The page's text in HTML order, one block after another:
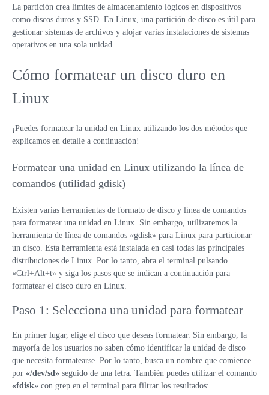
La partición crea límites de almacenamiento lógicos en dispositivos
como discos duros y SSD. En Linux, una partición de disco es útil para
gestionar sistemas de archivos y alojar varias instalaciones de sistemas
operativos en una sola unidad.
Cómo formatear un disco duro en
Linux
¡Puedes formatear la unidad en Linux utilizando los dos métodos que
explicamos en detalle a continuación!
Formatear una unidad en Linux utilizando la línea de
comandos (utilidad gdisk)
Existen varias herramientas de formato de disco y línea de comandos
para formatear una unidad en Linux. Sin embargo, utilizaremos la
herramienta de línea de comandos «gdisk» para Linux para particionar
un disco. Esta herramienta está instalada en casi todas las principales
distribuciones de Linux. Por lo tanto, abra el terminal pulsando
«Ctrl+Alt+t» y siga los pasos que se indican a continuación para
formatear el disco duro en Linux.
Paso 1: Selecciona una unidad para formatear
En primer lugar, elige el disco que deseas formatear. Sin embargo, la
mayoría de los usuarios no saben cómo identificar la unidad de disco
que necesita formatearse. Por lo tanto, busca un nombre que comience
por «/dev/sd» seguido de una letra. También puedes utilizar el comando
«fdisk» con grep en el terminal para filtrar los resultados: